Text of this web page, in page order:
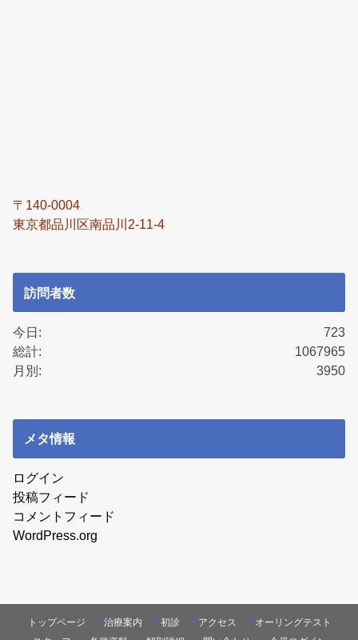
〒140-0004
東京都品川区南品川2-11-4
訪問者数
723
今日:
1067965
総計:
3950
月別:
メタ情報
ログイン
投稿フィード
コメントフィード
WordPress.org
トップページ 治療案内 初診 アクセス
オーリングテスト